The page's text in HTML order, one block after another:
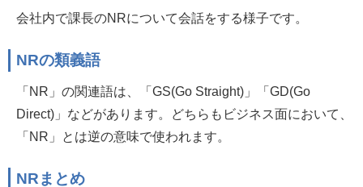
会社内で課長のNRについて会話をする様子です。
NRの類義語
「NR」の関連語は、「GS(Go Straight)」「GD(Go
Direct)」などがあります。どちらもビジネス面において、
「NR」とは逆の意味で使われます。
NRまとめ